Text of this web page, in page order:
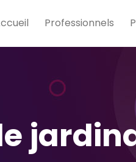
Professionnels